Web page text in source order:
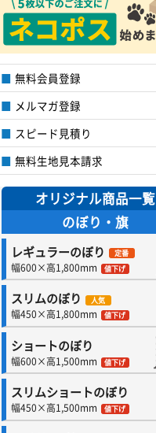
無料会員登録
メルマガ登録
スピード見積り
無料生地見本請求
オリジナル商品一覧
のぼり・旗
レギュラーのぼり 定番
幅600×高1,800mm 値下げ
スリムのぼり 人気
幅450×高1,800mm 値下げ
ショートのぼり
幅600×高1,500mm 値下げ
スリムショートのぼり
幅450×高1,500mm 値下げ